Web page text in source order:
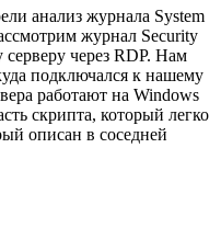
анализ журнала System
журнал Security
через RDP. Нам
подключался к нашему
работают на Windows
скрипта, который легко
описан в соседней